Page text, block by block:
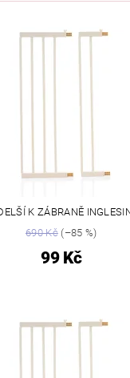
K ZÁBRANĚ
690 Kč(–85 %)
99 Kč